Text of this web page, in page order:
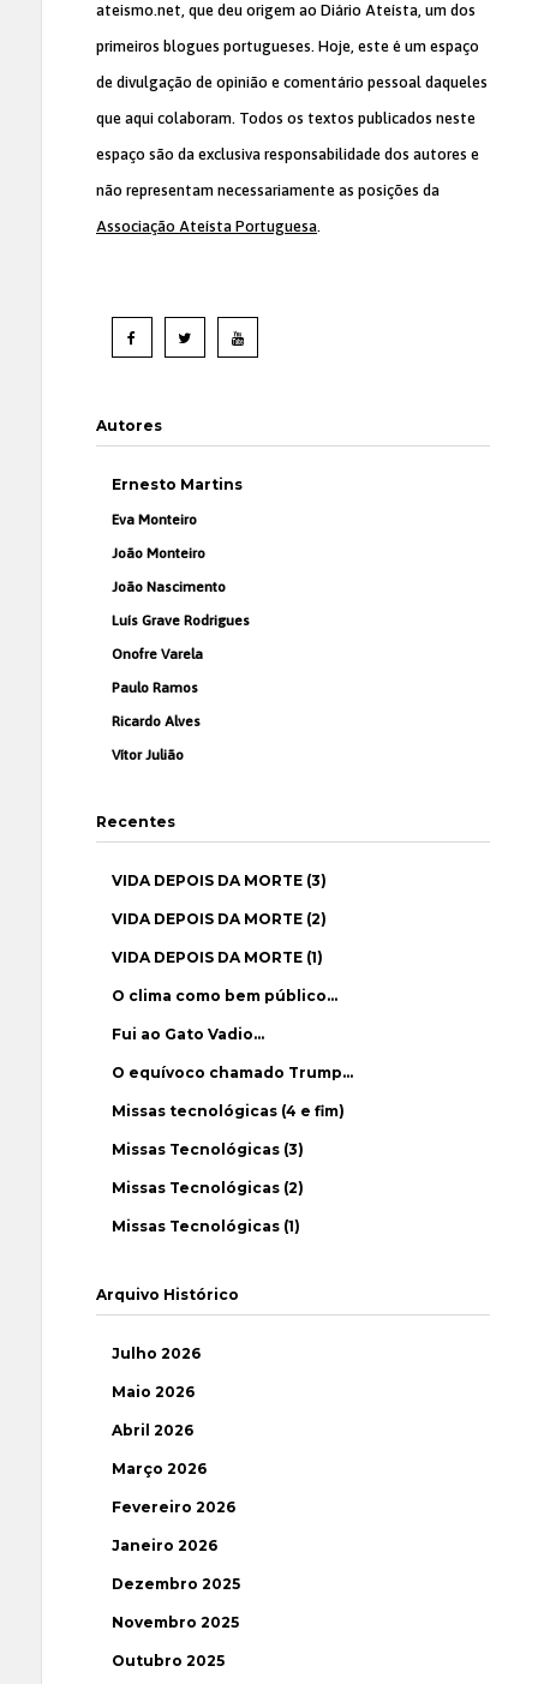
ateismo.net, que deu origem ao Diário Ateísta, um dos
primeiros blogues portugueses. Hoje, este é um espaço
de divulgação de opinião e comentário pessoal daqueles
que aqui colaboram. Todos os textos publicados neste
espaço são da exclusiva responsabilidade dos autores e
não representam necessariamente as posições da
Associação Ateísta Portuguesa.
Autores
Ernesto Martins
Eva Monteiro
João Monteiro
João Nascimento
Luís Grave Rodrigues
Onofre Varela
Paulo Ramos
Ricardo Alves
Vítor Julião
Recentes
VIDA DEPOIS DA MORTE (3)
VIDA DEPOIS DA MORTE (2)
VIDA DEPOIS DA MORTE (1)
O clima como bem público…
Fui ao Gato Vadio…
O equívoco chamado Trump…
Missas tecnológicas (4 e fim)
Missas Tecnológicas (3)
Missas Tecnológicas (2)
Missas Tecnológicas (1)
Arquivo Histórico
Julho 2026
Maio 2026
Abril 2026
Março 2026
Fevereiro 2026
Janeiro 2026
Dezembro 2025
Novembro 2025
Outubro 2025